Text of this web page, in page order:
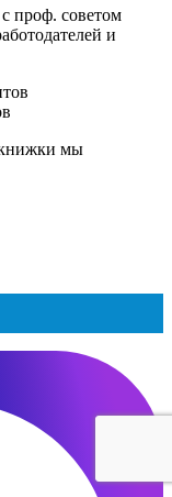
проф. советом
и
книжки мы